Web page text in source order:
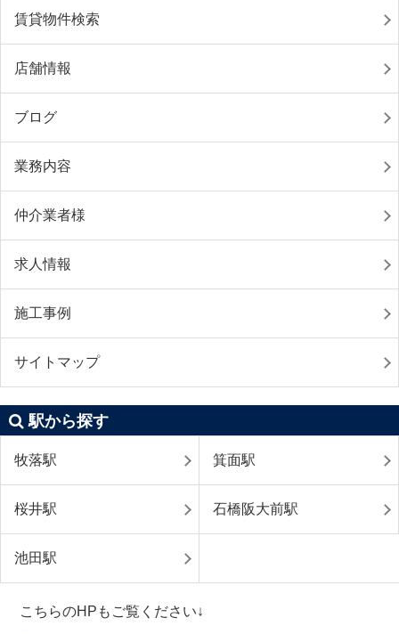
賃貸物件検索
店舗情報
ブログ
業務内容
仲介業者様
求人情報
施工事例
サイトマップ
駅から探す
牧落駅 箕面駅
桜井駅 石橋阪大前駅
池田駅
こちらのHPもご覧ください↓